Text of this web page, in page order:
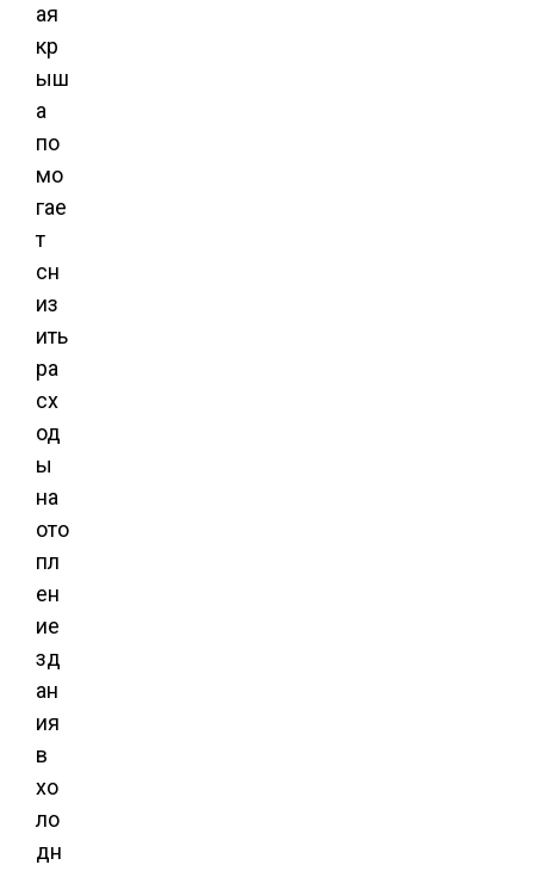
ая
кр
ыш
а
по
мо
гае
т
сн
из
ить
ра
сх
од
ы
на
ото
пл
ен
ие
зд
ан
ия
в
хо
ло
дн